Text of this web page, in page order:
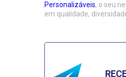
Personalizáveis, o seu
em qualidade,